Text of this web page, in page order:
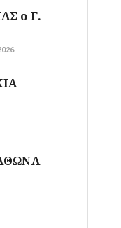
ο Γ.